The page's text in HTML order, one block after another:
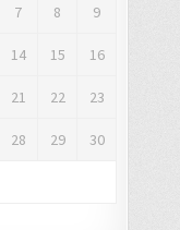
7 8 9
14 15 16
21 22 23
28 29 30